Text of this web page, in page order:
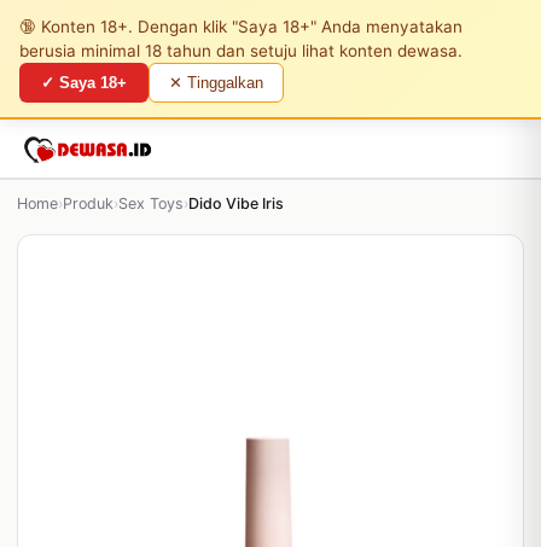
🔞 Konten 18+. Dengan klik "Saya 18+" Anda menyatakan
berusia minimal 18 tahun dan setuju lihat konten dewasa.
✓ Saya 18+ ✕ Tinggalkan
Home›Produk›Sex Toys›Dido Vibe Iris